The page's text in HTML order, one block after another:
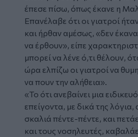
έπεσε πίσω, όπως έκανε η
Επανέλαβε ότι οι γιατροί
και ήρθαν αμέσως, «δεν
να έρθουν», είπε
μπορεί να λένε ό,τι θέλουν,
ώρα ελπίζω οι γιατροί να
να πουν την αλήθεια».
«Το ότι ανεβαίνει μια
επείγοντα, με δικά της λόγια,
σκαλιά πέντε-πέντε, και
και τους νοσηλευτές,